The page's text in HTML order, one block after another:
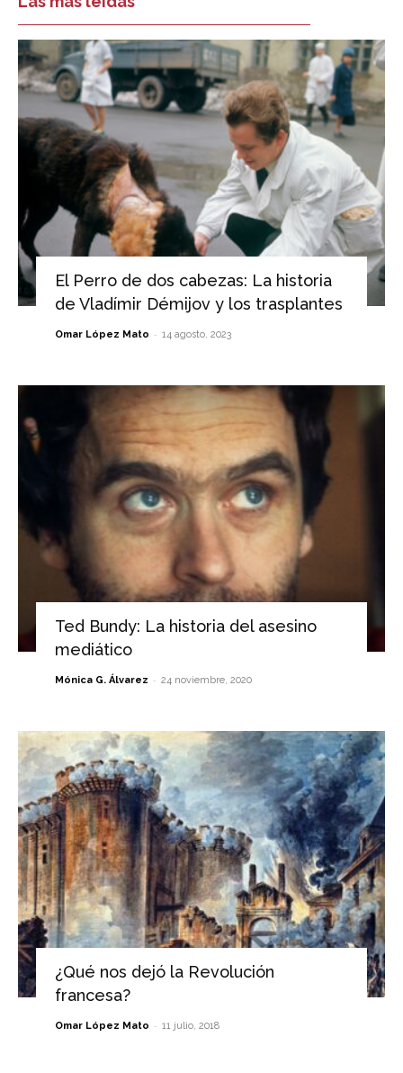
El Perro de dos cabezas: La historia
de Vladímir Démijov y los trasplantes
Omar López Mato - 14 agosto, 2023
Ted Bundy: La historia del asesino
mediático
Mónica G. Álvarez - 24 noviembre, 2020
¿Qué nos dejó la Revolución
francesa?
Omar López Mato - 11 julio, 2018